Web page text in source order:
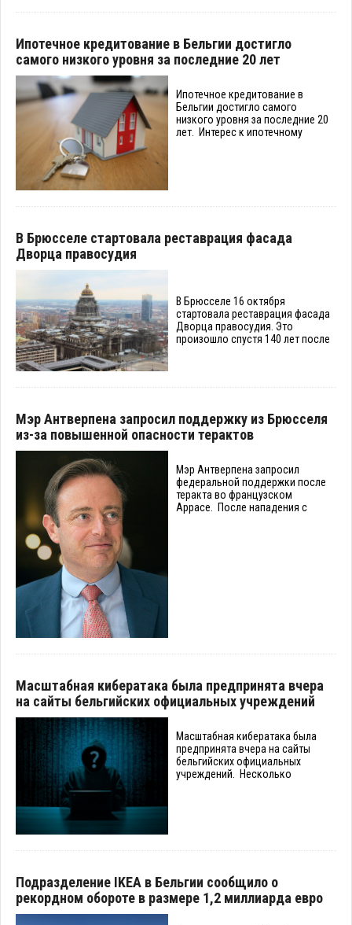
Ипотечное кредитование в Бельгии достигло
самого низкого уровня за последние 20 лет
Ипотечное кредитование в
Бельгии достигло самого
низкого уровня за последние 20
лет. Интерес к ипотечному
В Брюсселе стартовала реставрация фасада
Дворца правосудия
В Брюсселе 16 октября
стартовала реставрация фасада
Дворца правосудия. Это
произошло спустя 140 лет после
Мэр Антверпена запросил поддержку из Брюсселя
из-за повышенной опасности терактов
Мэр Антверпена запросил
федеральной поддержки после
теракта во французском
Аррасе. После нападения с
Масштабная кибератака была предпринята вчера
на сайты бельгийских официальных учреждений
Масштабная кибератака была
предпринята вчера на сайты
бельгийских официальных
учреждений. Несколько
Подразделение IKEA в Бельгии сообщило о
рекордном обороте в размере 1,2 миллиарда евро